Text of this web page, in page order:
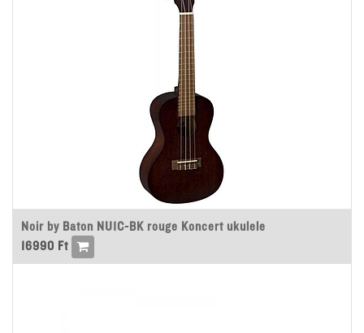
Noir by Baton NU1C-BK rouge Koncert ukulele
16990 Ft